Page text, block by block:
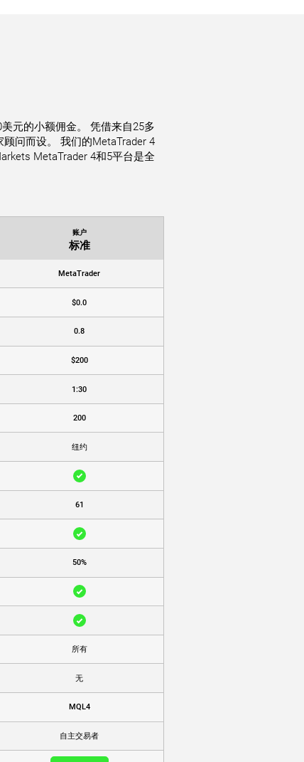
元的小额佣金。 凭借来自25多
问而设。 我们的MetaTrader 4
MetaTrader 4和5平台是全
账户
标准
MetaTrader
$0.0
0.8
$200
1:30
200
纽约
61
50%
所有
无
MQL4
自主交易者